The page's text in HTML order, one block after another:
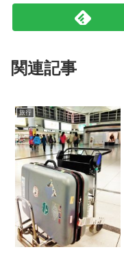
関連記事
旅行